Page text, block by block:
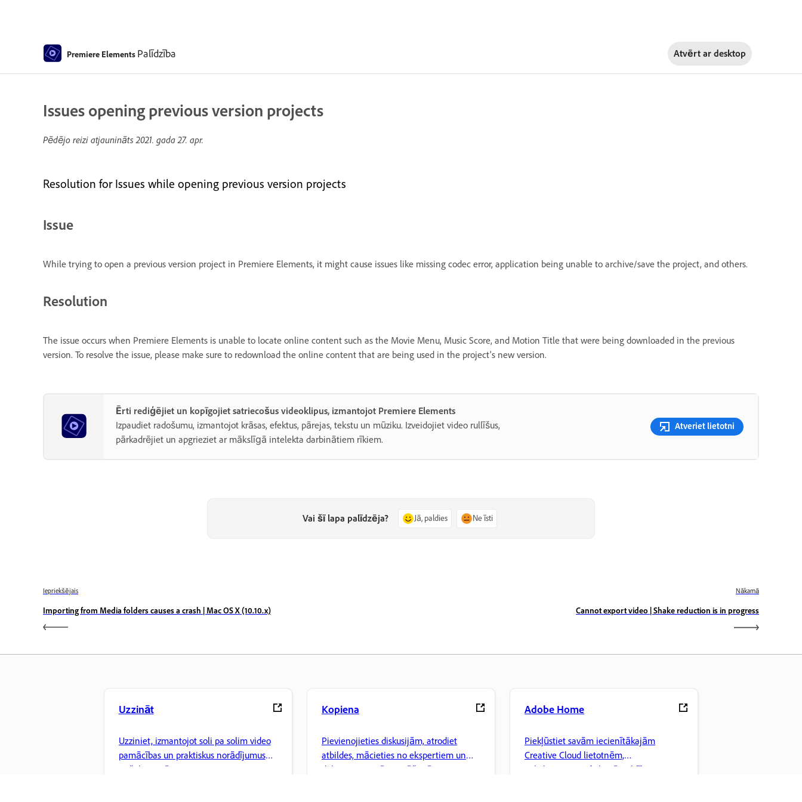
Premiere Elements Palīdzība Atvērt ar desktop
Issues opening previous version projects
Pēdējo reizi atjaunināts2021. gada 27. apr.
Resolution for Issues while opening previous version projects
Issue
While trying to open a previous version project in Premiere Elements, it might cause issues like missing codec error, application being unable to archive/save the project, and others.
Resolution
The issue occurs when Premiere Elements is unable to locate online content such as the Movie Menu, Music Score, and Motion Title that were being downloaded in the previous
version. To resolve the issue, please make sure to redownload the online content that are being used in the project's new version.
Ērti rediģējiet un kopīgojiet satriecošus videoklipus, izmantojot Premiere Elements
Izpaudiet radošumu, izmantojot krāsas, efektus, pārejas, tekstu un mūziku. Izveidojiet video rullīšus,
pārkadrējiet un apgrieziet ar mākslīgā intelekta darbinātiem rīkiem.
Atveriet lietotni
Vai šī lapa palīdzēja? Jā, paldies Ne īsti
Iepriekšējais
Importing from Media folders causes a crash | Mac OS X (10.10.x)
Nākamā
Cannot export video | Shake reduction is in progress
Uzzināt
Uzziniet, izmantojot soli pa solim video
pamācības un praktiskus norādījumus
tieši lietotnē.
Kopiena
Pievienojieties diskusijām, atrodiet
atbildes, mācieties no ekspertiem un
dalieties ar savām zināšanām.
Adobe Home
Piekļūstiet savām iecienītākajām
Creative Cloud lietotnēm,
pakalpojumiem, failu pārvaldībai un